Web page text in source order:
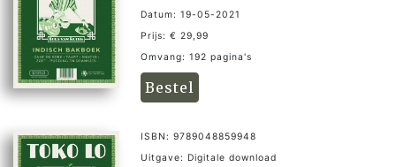
Datum: 19-05-2021
Prijs: € 29,99
Omvang: 192 pagina's
Bestel
ISBN: 9789048859948
Uitgave: Digitale download